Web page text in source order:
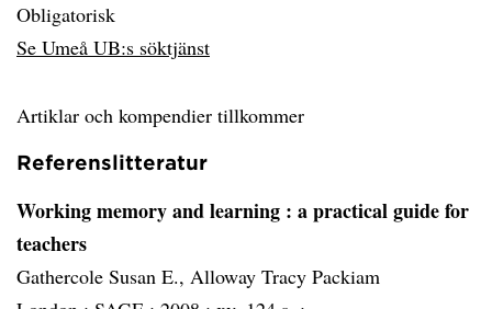
Obligatorisk
Se Umeå UB:s söktjänst
Artiklar och kompendier tillkommer
Referenslitteratur
Working memory and learning : a practical guide for
teachers
Gathercole Susan E., Alloway Tracy Packiam